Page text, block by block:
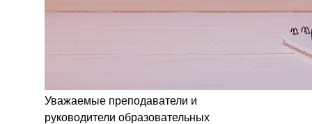
Уважаемые преподаватели и
руководители образовательных